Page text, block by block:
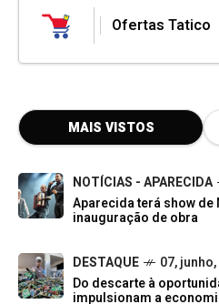
Ofertas Tatico
MAIS VISTOS
NOTÍCIAS - APARECIDA
Aparecida terá show de
inauguração de obra
DESTAQUE
07,
Do descarte à
impulsionam a